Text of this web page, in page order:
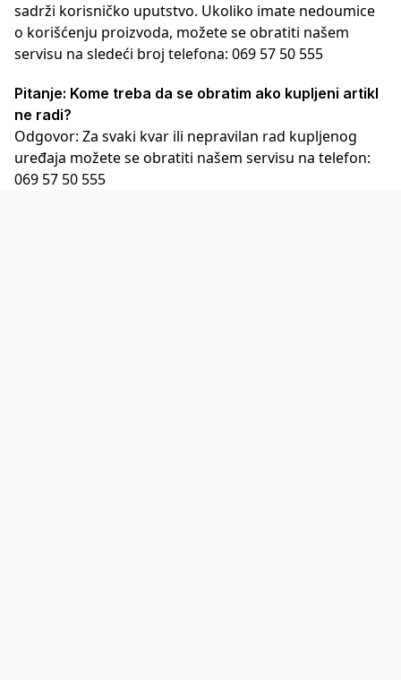
sadrži korisničko uputstvo. Ukoliko imate nedoumice
o korišćenju proizvoda, možete se obratiti našem
servisu na sledeći broj telefona: 069 57 50 555
Pitanje: Kome treba da se obratim ako kupljeni artikl
ne radi?
Odgovor: Za svaki kvar ili nepravilan rad kupljenog
uređaja možete se obratiti našem servisu na telefon:
069 57 50 555